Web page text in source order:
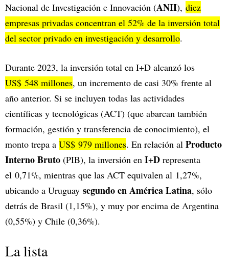
Nacional de Investigación e Innovación (ANII), diez
empresas privadas concentran el 52% de la inversión total
del sector privado en investigación y desarrollo.
Durante 2023, la inversión total en I+D alcanzó los
US$ 548 millones, un incremento de casi 30% frente al
año anterior. Si se incluyen todas las actividades
científicas y tecnológicas (ACT) (que abarcan también
formación, gestión y transferencia de conocimiento), el
monto trepa a US$ 979 millones. En relación al Producto
Interno Bruto (PIB), la inversión en I+D representa
el 0,71%, mientras que las ACT equivalen al 1,27%,
ubicando a Uruguay segundo en América Latina, sólo
detrás de Brasil (1,15%), y muy por encima de Argentina
(0,55%) y Chile (0,36%).
La lista